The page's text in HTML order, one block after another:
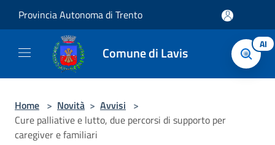
Provincia Autonoma di Trento
Comune di Lavis AI
Home > Novità > Avvisi >
Cure palliative e lutto, due percorsi di supporto per
caregiver e familiari